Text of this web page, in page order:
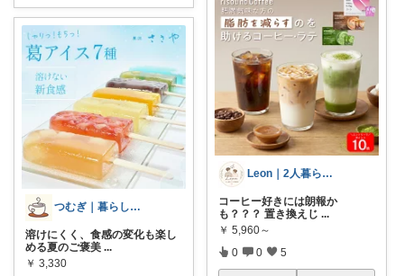
つむぎ｜暮らしを少し豊かに
溶けにくく、食感の変化も楽し
める夏のご褒美 ...
￥ 3,330
Leon｜2人暮らしの準備室
コーヒー好きには朗報か
も？？？ 置き換えじ ...
￥ 5,960～
0 0 5